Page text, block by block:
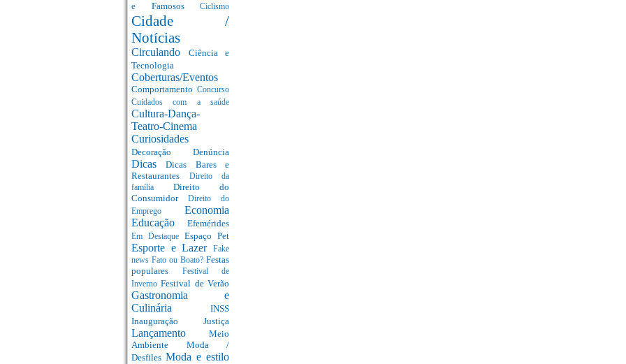
e Famosos Ciclismo
Cidade /
Notícias
Circulando Ciência e
Tecnologia
Coberturas/Eventos
Comportamento Concurso
Cuidados com a saúde
Cultura-Dança-
Teatro-Cinema
Curiosidades
Decoração Denúncia
DicasDicas Bares e
Restaurantes
Direito da
família Direito do
Consumidor Direito do
Emprego Economia
Educação Efemérides
Em Destaque Espaço Pet
Esporte e Lazer
Fake
news Fato ou Boato? Festas
populares
Festival de
InvernoFestival de Verão
Gastronomia e
Culinária INSS
Inauguração Justiça
Lançamento Meio
Ambiente Moda /
Desfiles Moda e estilo